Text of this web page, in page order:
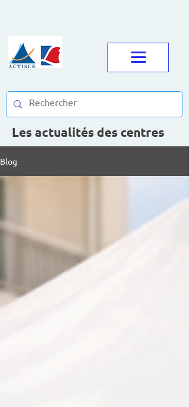
Les actualités des centres
Blog